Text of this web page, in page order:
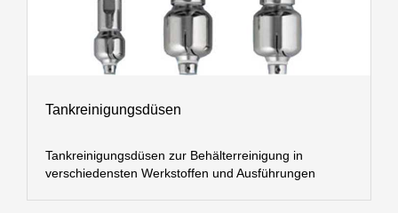
Tankreinigungsdüsen
Tankreinigungsdüsen zur Behälterreinigung in
verschiedensten Werkstoffen und Ausführungen